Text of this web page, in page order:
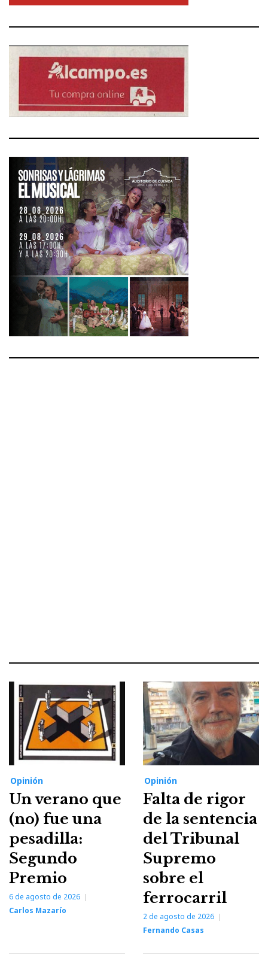
Opinión
Un verano que
(no) fue una
pesadilla:
Segundo
Premio
6 de agosto de 2026
Carlos Mazarío
Opinión
Falta de rigor
de la sentencia
del Tribunal
Supremo
sobre el
ferrocarril
2 de agosto de 2026
Fernando Casas